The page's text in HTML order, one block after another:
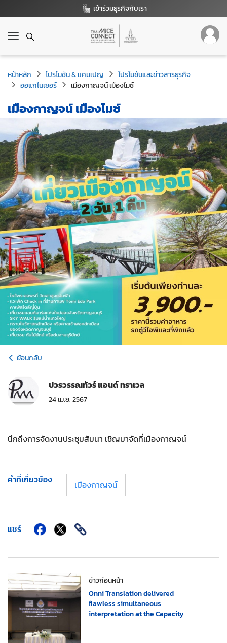
เข้าร่วมธุรกิจกับเรา
T
g
g
l
e
n
a
i
g
a
t
i
o
n
หน้าหลัก โปรโมชัน & แคมเปญ
โปรโมชันและข่าวสารธุรกิจ
ออแกไนเซอร์
เมืองกาญจน์ เมืองไมซ์
เมืองกาญจน์ เมืองไมซ์
ย้อนกลับ
ปวรวรรณทัวร์ แอนด์ ทราเวล
24 เม.ย. 2567
นึกถึงการจัดงานประชุมสัมนา เชิญมาจัดที่เมืองกาญจน์
คำที่เกี่ยวข้อง เมืองกาญจน์
แชร์
ข่าวก่อนหน้า
Onni Translation delivered
flawless simultaneous
interpretation at the Capacity